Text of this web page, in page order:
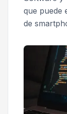
que puede
de